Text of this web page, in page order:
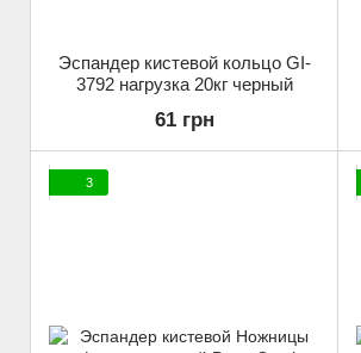
Эспандер кистевой кольцо GI-
3792 нагрузка 20кг черный
61 грн
3